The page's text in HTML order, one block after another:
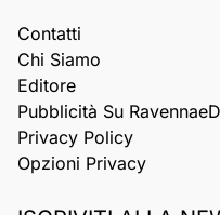
Contatti
Chi Siamo
Editore
Pubblicità Su
Privacy Policy
Opzioni Privacy